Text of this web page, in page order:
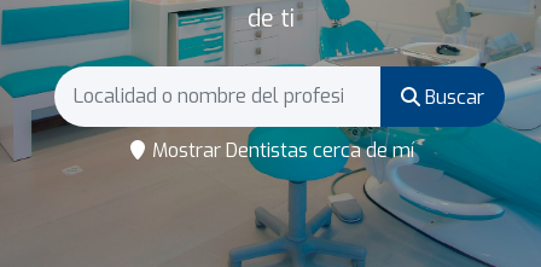
de ti
Buscar
Mostrar Dentistas cerca de mí